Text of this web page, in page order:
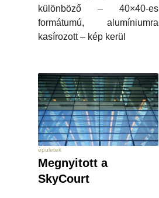
különböző – 40×40-es
formátumú, alumíniumra
kasírozott – kép kerül
épületek
Megnyitott a
SkyCourt